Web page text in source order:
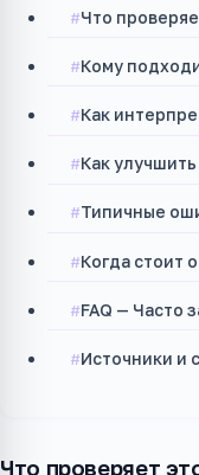
Что
Кому
Как
Как
Типичные
Когда стоит
FAQ — Часто
Источники и
Что проверяет